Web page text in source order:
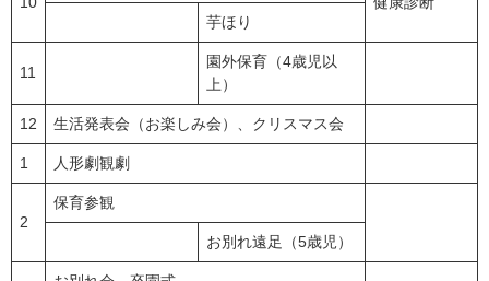
芋ほり
11
園外保育（4歳児以
上）
12 生活発表会（お楽しみ会）、クリスマス会
1 人形劇観劇
2
保育参観
お別れ遠足（5歳児）